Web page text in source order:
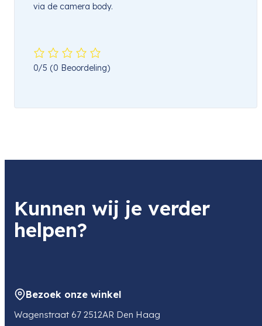
via de camera body.
0/5 (0 Beoordeling)
Kunnen wij je verder
helpen?
Bezoek onze winkel
Wagenstraat 67 2512AR Den Haag